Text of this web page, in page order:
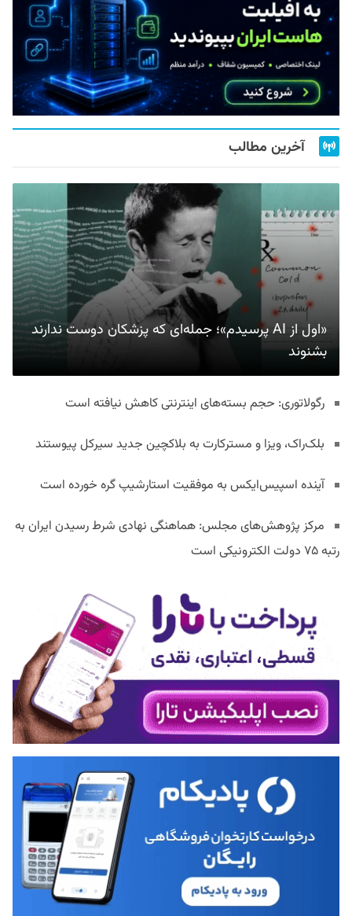
آخرین مطالب
«اول از AI پرسیدم»؛ جمله‌ای که پزشکان دوست ندارند
بشنوند
رگولاتوری: حجم بسته‌های اینترنتی کاهش نیافته است
بلک‌راک، ویزا و مسترکارت به بلاکچین جدید سیرکل پیوستند
آینده اسپیس‌ایکس به موفقیت استارشیپ گره خورده است
مرکز پژوهش‌های مجلس: هماهنگی نهادی شرط رسیدن ایران به
رتبه ۷۵ دولت الکترونیکی است